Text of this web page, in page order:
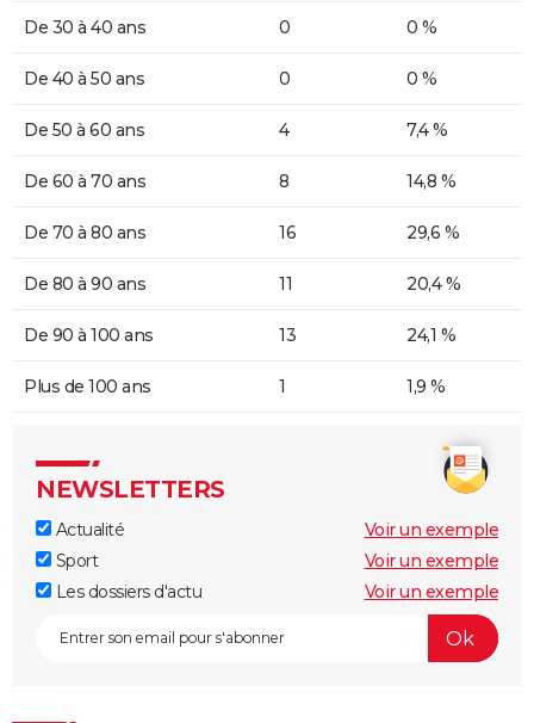
De 30 à 40 ans 0 0 %
De 40 à 50 ans 0 0 %
De 50 à 60 ans 4 7,4 %
De 60 à 70 ans 8 14,8 %
De 70 à 80 ans 16 29,6 %
De 80 à 90 ans 11 20,4 %
De 90 à 100 ans 13 24,1 %
Plus de 100 ans 1 1,9 %
NEWSLETTERS
Actualité
Voir un exemple
Sport
Voir un exemple
Les dossiers d'actu
Voir un exemple